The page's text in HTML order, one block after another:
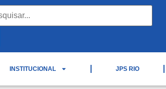
INSTITUCIONAL JPS RIO